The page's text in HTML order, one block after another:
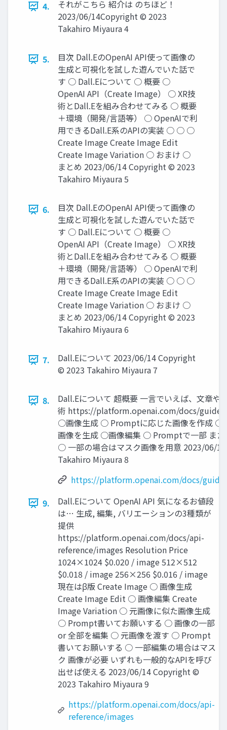
4.
それがこちら 紹介は のちほど！
2023/06/14Copyright © 2023
Takahiro Miyaura 4
5.
目次 Dall.EのOpenAI API使って画像の
生成と可視化を試した遊んでいた話で
す ○ Dall.Eについて ○ 概要 ○
OpenAI API（Create Image） ○ XR技
術とDall.Eを組み合わせてみる ○ 概要
＋環境（開発/言語等） ○ OpenAIで利
用できるDall.E系のAPIの実装 ○ ○ ○
Create Image Create Image Edit
Create Image Variation ○ おまけ ○
まとめ 2023/06/14 Copyright © 2023
Takahiro Miyaura 5
6.
目次 Dall.EのOpenAI API使って画像の
生成と可視化を試した遊んでいた話で
す ○ Dall.Eについて ○ 概要 ○
OpenAI API（Create Image） ○ XR技
術とDall.Eを組み合わせてみる ○ 概要
＋環境（開発/言語等） ○ OpenAIで利
用できるDall.E系のAPIの実装 ○ ○ ○
Create Image Create Image Edit
Create Image Variation ○ おまけ ○
まとめ 2023/06/14 Copyright © 2023
Takahiro Miyaura 6
7.
Dall.Eについて 2023/06/14 Copyright
© 2023 Takahiro Miyaura 7
8.
Dall.Eについて 超概要 一言でいえば、文章や
術 https://platform.openai.com/docs/
○画像生成 ○ Promptに応じた画像を作成 ○
画像を生成 ○画像編集 ○ Promptで一部 また
○ 一部の場合はマスク画像を用意 2023/06/
Takahiro Miyaura 8
https://platform.openai.com/docs/
9.
Dall.Eについて OpenAI API 気になるお値段
は… 生成, 編集, バリエーションの3種類が
提供
https://platform.openai.com/docs/api-
reference/images Resolution Price
1024×1024 $0.020 / image 512×512
$0.018 / image 256×256 $0.016 / image
現在はβ版 Create Image ○ 画像生成
Create Image Edit ○ 画像編集 Create
Image Variation ○ 元画像に似た画像生成
○ Prompt書いてお願いする ○ 画像の一部
or 全部を編集 ○ 元画像を渡す ○ Prompt
書いてお願いする ○ 一部編集の場合はマス
ク 画像が必要 いずれも一般的なAPIを呼び
出せば使える 2023/06/14 Copyright ©
2023 Takahiro Miyaura 9
https://platform.openai.com/docs/api-
reference/images